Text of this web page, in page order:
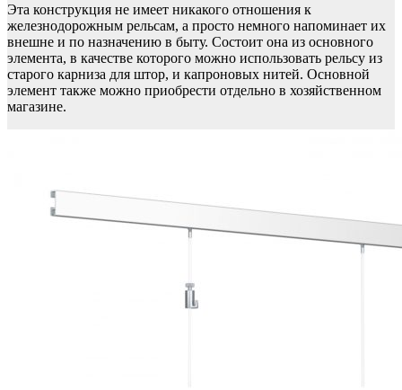
Эта конструкция не имеет никакого отношения к
железнодорожным рельсам, а просто немного напоминает их
внешне и по назначению в быту. Состоит она из основного
элемента, в качестве которого можно использовать рельсу из
старого карниза для штор, и капроновых нитей. Основной
элемент также можно приобрести отдельно в хозяйственном
магазине.